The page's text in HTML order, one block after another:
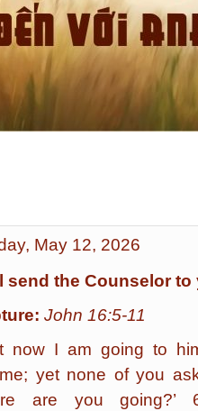
May 12, 2026
send the Counselor to
John 16:5-11
now I am going to
yet none of you
are you going?’